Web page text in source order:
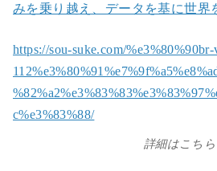
みを乗り越え、データを基に世界
https://sou-suke.com/
c%e3%83%88/
詳細はこちら